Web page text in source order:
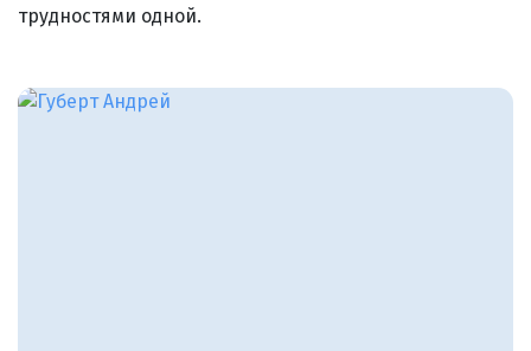
трудностями одной.